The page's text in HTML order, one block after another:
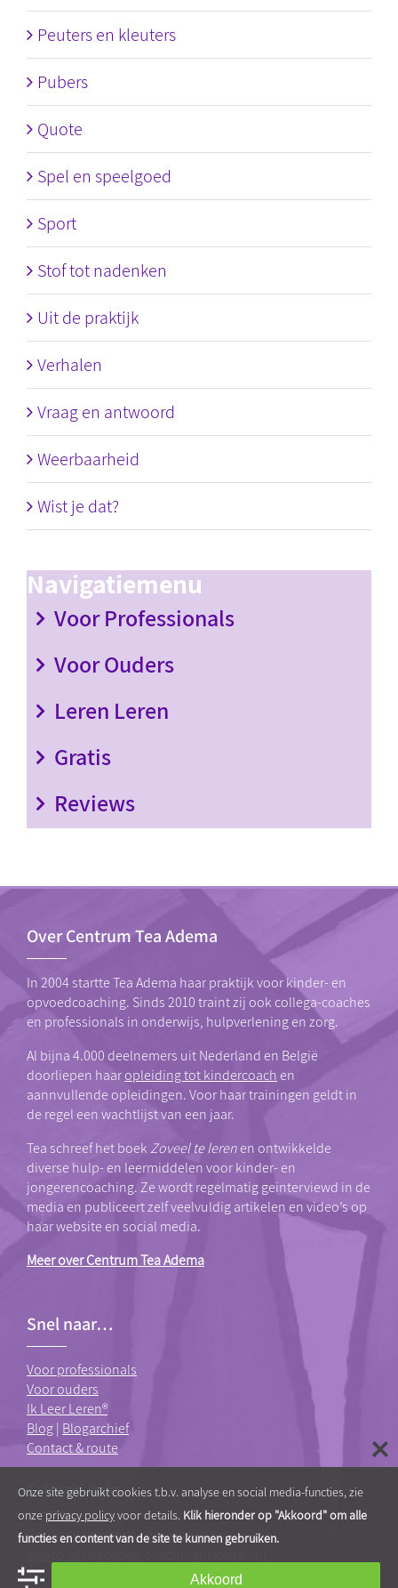
Peuters en kleuters
Pubers
Quote
Spel en speelgoed
Sport
Stof tot nadenken
Uit de praktijk
Verhalen
Vraag en antwoord
Weerbaarheid
Wist je dat?
Navigatiemenu
Voor Professionals
Voor Ouders
Leren Leren
Gratis
Reviews
Over Centrum Tea Adema
In 2004 startte Tea Adema haar praktijk voor kinder- en
opvoedcoaching. Sinds 2010 traint zij ook collega-coaches
en professionals in onderwijs, hulpverlening en zorg.
Al bijna 4.000 deelnemers uit Nederland en België
doorliepen haaropleiding tot kindercoachen
aannvullende opleidingen. Voor haar trainingen geldt in
de regel een wachtlijst van een jaar.
Tea schreef het boek Zoveel te lerenen ontwikkelde
diverse hulp- en leermiddelen voor kinder- en
jongerencoaching. Ze wordt regelmatig geïnterviewd in de
media en publiceert zelf veelvuldig artikelen en video’s op
haar website en social media.
Meer over Centrum Tea Adema
Snel naar…
Voor professionals
Voor ouders
Ik Leer Leren®
Blog| Blogarchief
Contact & route
Externe links
OpvoedcoachAcademie.nl(e-learning site)
Onze site gebruikt cookies t.b.v. analyse en social media-functies, zie
onze privacy policyvoor details. Klik hieronder op "Akkoord" om alle
functies en content van de site te kunnen gebruiken.
Akkoord